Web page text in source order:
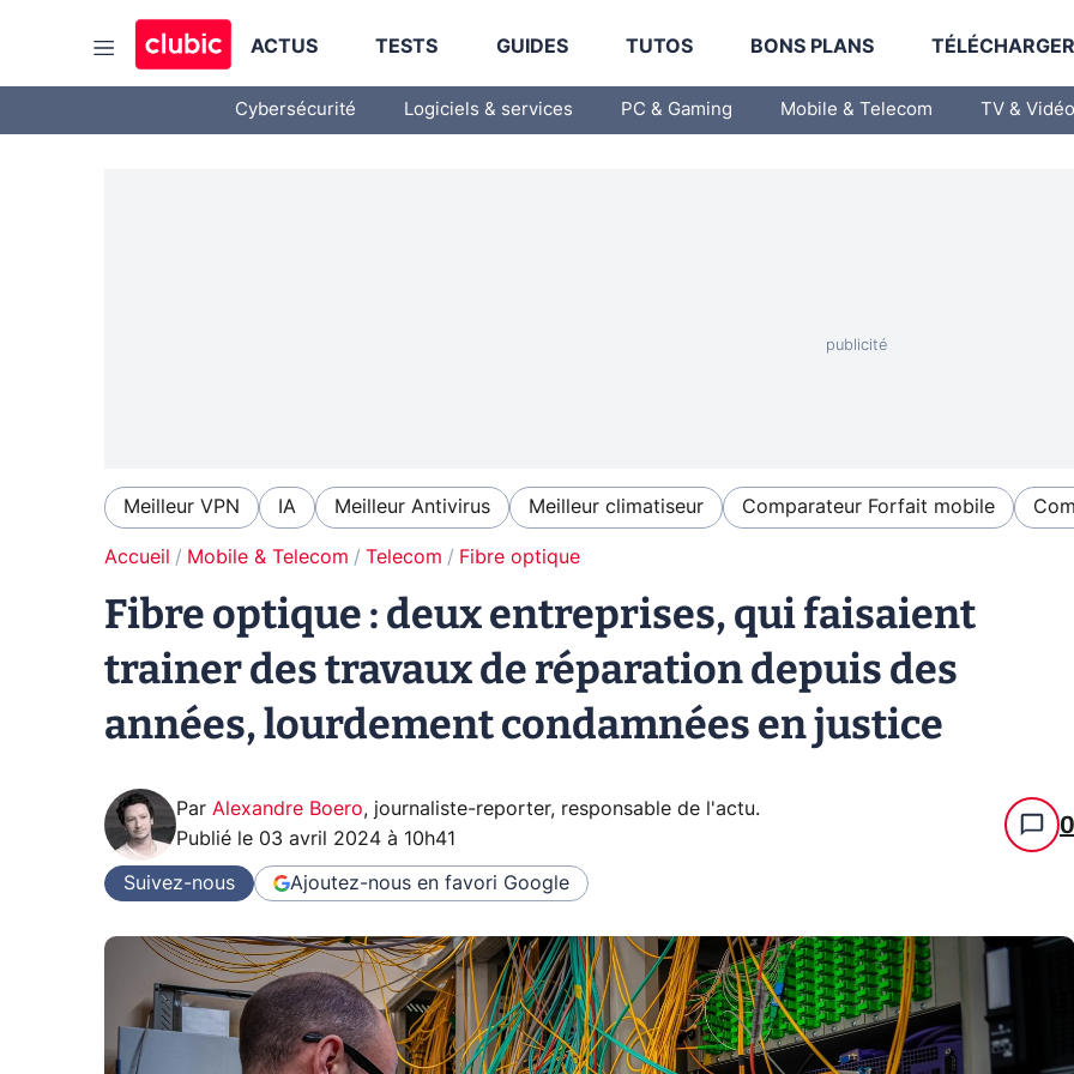
ACTUS TESTS GUIDES TUTOS BONS PLANS
Cybersécurité Logiciels & services PC & Gaming Mobile & Telecom TV & Vidéo
Meilleur VPN IA Meilleur Antivirus Meilleur climatiseur Comparateur Forfait mobile
Accueil Mobile & Telecom Telecom Fibre optique
Fibre optique : deux entreprises, qui faisaient
trainer des travaux de réparation depuis des
années, lourdement condamnées en justice
Par Alexandre Boero, journaliste-reporter, responsable de l'actu.
Publié le 03 avril 2024 à 10h41 0
Suivez-nous Ajoutez-nous en favori Google